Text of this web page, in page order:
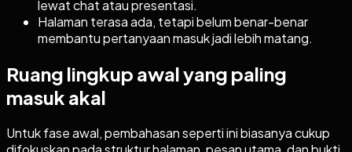
lewat chat atau presentasi.
Halaman terasa ada, tetapi belum benar-benar
membantu pertanyaan masuk jadi lebih matang.
Ruang lingkup awal yang paling
masuk akal
Untuk fase awal, pembahasan seperti ini biasanya cukup